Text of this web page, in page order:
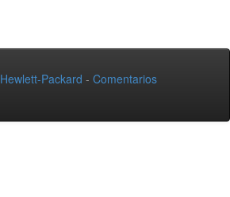
Hewlett-Packard - Comentarios